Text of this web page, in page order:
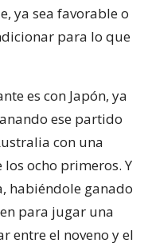
ya sea favorable o
para lo que
es con Japón, ya
ese partido
con una
ocho primeros. Y
habiéndole ganado
para jugar una
entre el noveno y el